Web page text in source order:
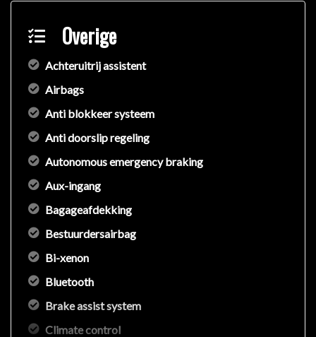
Overige
Achteruitrij assistent
Airbags
Anti blokkeer systeem
Anti doorslip regeling
Autonomous emergency braking
Aux-ingang
Bagageafdekking
Bestuurdersairbag
Bi-xenon
Bluetooth
Brake assist system
Climate control